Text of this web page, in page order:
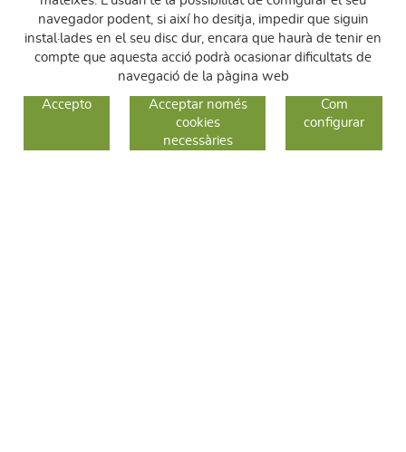
navegador podent, si així ho desitja, impedir que siguin
instal·lades en el seu disc dur, encara que haurà de tenir en
compte que aquesta acció podrà ocasionar dificultats de
navegació de la pàgina web
Accepto
Acceptar només
cookies
necessàries
Com
configurar